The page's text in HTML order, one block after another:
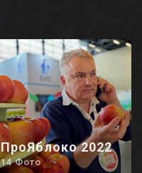
ПроЯблоко 2022
14 Фото